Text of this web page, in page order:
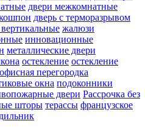
двери межкомнатные
дверь с терморазрывом
жалюзи
инновационные
металлические двери
остекление остекление
офисная перегородка
окна подоконники
двери Рассрочка без
шторы терассы французское